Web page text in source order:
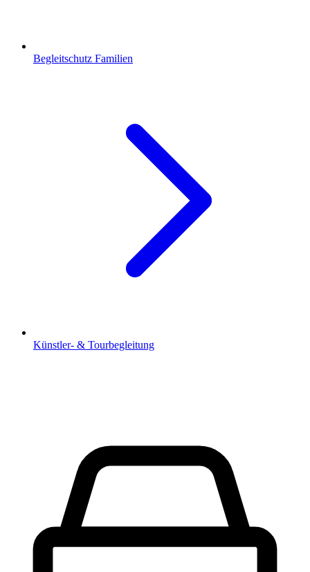
Begleitschutz Familien
Künstler- & Tourbegleitung